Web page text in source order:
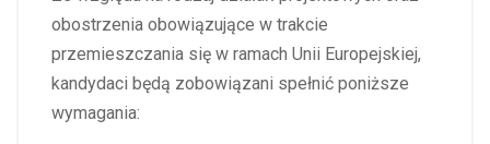
obostrzenia obowiązujące w trakcie
przemieszczania się w ramach Unii Europejskiej,
kandydaci będą zobowiązani spełnić poniższe
wymagania: